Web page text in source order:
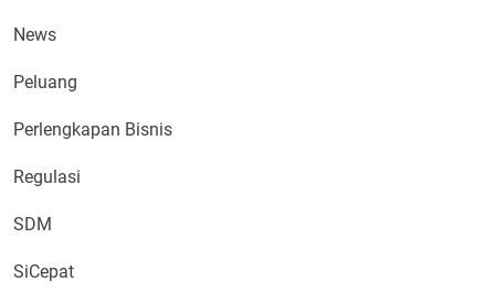
News
Peluang
Perlengkapan Bisnis
Regulasi
SDM
SiCepat